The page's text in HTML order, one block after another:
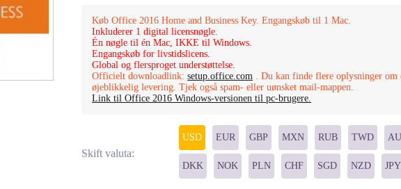
Køb Office 2016 Home and Business Key. Engangskøb til 1 Mac.
Inkluderer 1 digital licensnøgle.
Én nøgle til én Mac, IKKE til Windows.
Engangskøb for livstidslicens.
Global og flersproget understøttelse.
Officielt downloadlink: setup.office.com . Du kan finde flere oplysninger
øjeblikkelig levering. Tjek også spam- eller uønsket mail-mappen.
Link til Office 2016 Windows-versionen til pc-brugere.
Skift valuta:
USD EUR GBP MXN RUB TWD
DKK NOK PLN CHF SGD NZD JPY